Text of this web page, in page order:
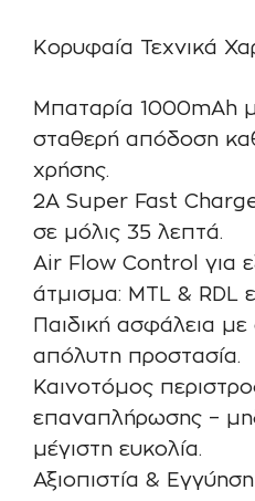
Κορυφαία Τεχνικά
Μπαταρία 1000mAh
σταθερή απόδοση
χρήσης.
2A Super Fast
σε μόλις 35 λεπτά.
Air Flow Control για
άτμισμα: MTL & RDL
Παιδική ασφάλεια
απόλυτη προστασία.
Καινοτόμος
επαναπλήρωσης –
μέγιστη ευκολία.
Αξιοπιστία & Εγγύηση